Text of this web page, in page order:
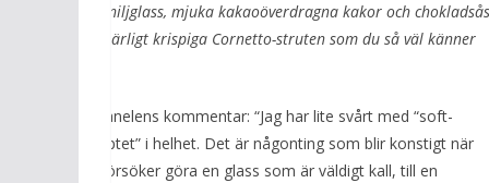
och vaniljglass, mjuka kakaoöverdragna kakor och
i den härligt krispiga Cornetto-struten som du så väl känner
Testpanelens kommentar: “Jag har lite svårt med “soft-
konceptet” i helhet. Det är någonting som blir konstigt när
man försöker göra en glass som är väldigt kall, till en